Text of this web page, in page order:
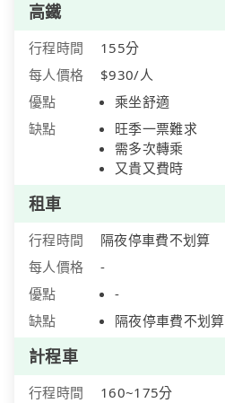
高鐵
行程時間
155分
每人價格
$930/人
優點
乘坐舒適
缺點
旺季一票難求
需多次轉乘
又貴又費時
租車
行程時間
隔夜停車費不划算
每人價格
-
優點
-
缺點
隔夜停車費不划算
計程車
行程時間
160~175分